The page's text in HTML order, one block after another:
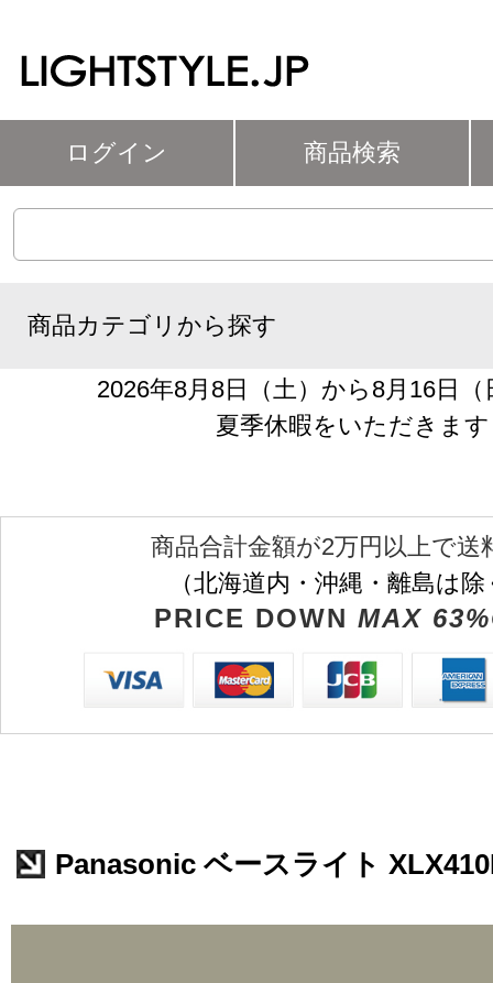
ログイン 商品検索
商品カテゴリから探す
2026年8月8日（土）から8月16日
夏季休暇をいただきます
商品合計金額が2万円以上で送
（北海道内・沖縄・離島は
PRICE DOWN MAX
Panasonic ベースライト